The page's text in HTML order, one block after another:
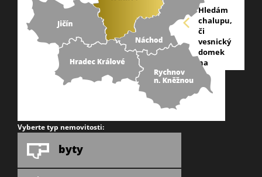
Vyberte typ nemovitosti:
byty
Hledám
chalupu,
či
vesnický
domek
na
náchodsku,
nejlépe
v